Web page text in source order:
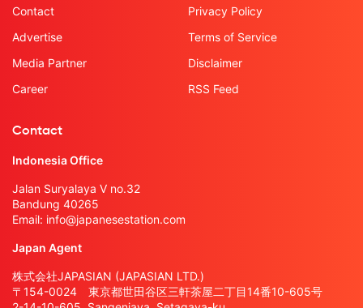
Contact
Advertise
Media Partner
Career
Privacy Policy
Terms of Service
Disclaimer
RSS Feed
Contact
Indonesia Office
Jalan Suryalaya V no.32
Bandung 40265
Email: info@japanesestation.com
Japan Agent
株式会社JAPASIAN (JAPASIAN LTD.)
〒154-0024 東京都世田谷区三軒茶屋二丁目14番10-605号